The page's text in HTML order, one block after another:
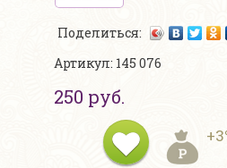
Поделиться:
Артикул: 145 076
250 руб.